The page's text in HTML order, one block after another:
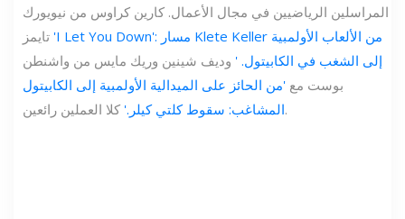
المراسلين الرياضيين في مجال الأعمال. كارين كراوس من نيويورك
'I Let You Down': مسار Klete Keller من الألعاب الأولمبية
إلى الشغب في الكابيتول. ' وديف شينين وريك مايس من واشنطن
بوست مع 'من الحائز على الميدالية الأولمبية إلى الكابيتول
المشاغب: سقوط كلتي كيلر.'كلا العملين رائعين.